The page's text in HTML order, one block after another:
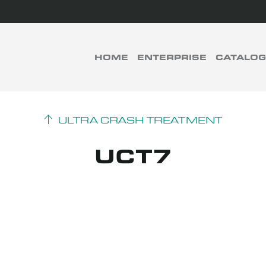
HOME ENTERPRISE
RECHERCHER
ULTRA CRASH TREATMENT
UCT7